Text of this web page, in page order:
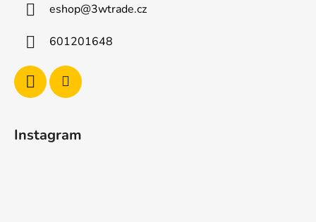
eshop@3wtrade.cz
601201648
Instagram